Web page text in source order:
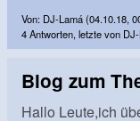
Von: DJ-Lamá (04.10.18,
4 Antworten, letzte von
Blog zum
Hallo Leute,ich